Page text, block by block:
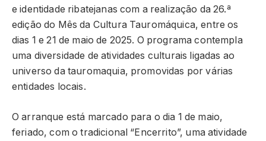
e identidade ribatejanas com a realização da 26.ª
edição do Mês da Cultura Tauromáquica, entre os
dias 1 e 21 de maio de 2025. O programa contempla
uma diversidade de atividades culturais ligadas ao
universo da tauromaquia, promovidas por várias
entidades locais.
O arranque está marcado para o dia 1 de maio,
feriado, com o tradicional “Encerrito”, uma atividade